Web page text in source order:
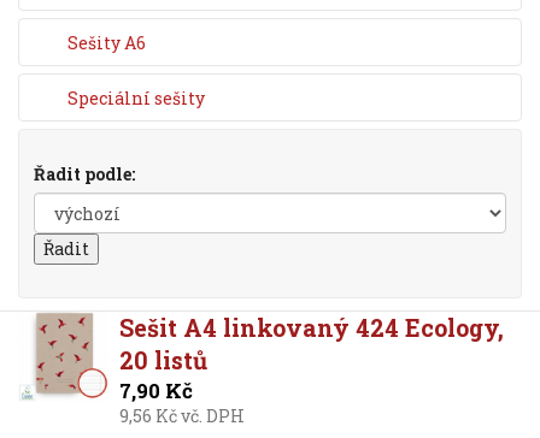
Sešity A6
Speciální sešity
Řadit podle:
Sešit A4 linkovaný 424 Ecology,
20 listů
7,90 Kč
9,56 Kč vč. DPH